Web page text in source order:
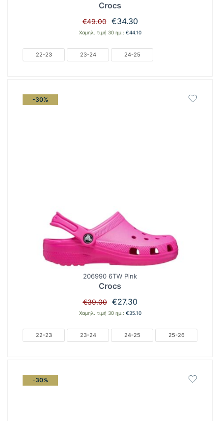
Crocs
€49.00
Original
price
€49.00.
€34.30Η
τρέχουσα
είναι:
€34.30.
Χαμηλ. τιμή 30 ημ.: €44.10
22-23 23-24 24-25
-30%
206990 6TW Pink
Crocs
€39.00
Original
price
€39.00.
€27.30Η
τρέχουσα
είναι:
€27.30.
Χαμηλ. τιμή 30 ημ.: €35.10
22-23 23-24 24-25 25-26
-30%